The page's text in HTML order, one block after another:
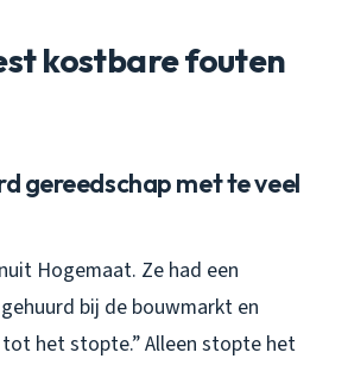
kostbare fouten
gereedschap met te veel
Hogemaat. Ze had een
bij de bouwmarkt en
het stopte.” Alleen stopte het